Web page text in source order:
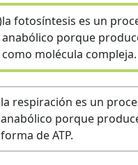
la fotosíntesis es un
anabólico porque
como molécula compleja.
la respiración es un
anabólico porque
forma de ATP.